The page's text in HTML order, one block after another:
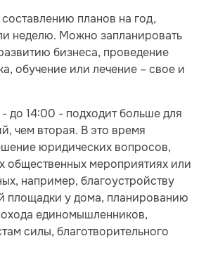
планов на год,
неделю. Можно запланировать
бизнеса, проведение
обучение или лечение – свое и
до 14:00 - подходит больше для
чем вторая. В это время
юридических вопросов,
общественных мероприятиях или
например, благоустройству
площадки у дома, планированию
единомышленников,
силы, благотворительного